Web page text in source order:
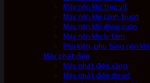
Máy nén khí trục vít
Máy nén khí cánh trượt
Máy nén khí dạng cuộn
Máy nén khí ly tâm
Phụ kiện, phụ tùng nén khí
Máy phát điện
Máy phát điện xăng
Máy phát điện diesel